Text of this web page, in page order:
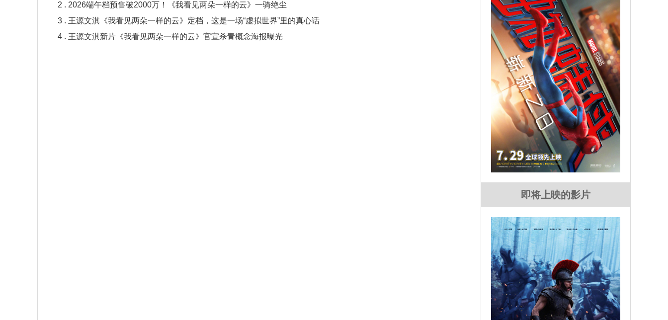
2 . 2026端午档预售破2000万！《我看见两朵一样的云》一骑绝尘
3 . 王源文淇《我看见两朵一样的云》定档，这是一场“虚拟世界”里的真心话
4 . 王源文淇新片《我看见两朵一样的云》官宣杀青概念海报曝光
即将上映的影片